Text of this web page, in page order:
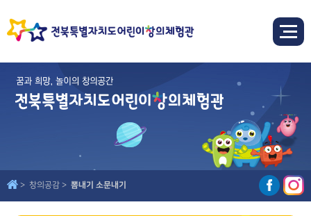
창의공감 뽐내기 소문내기